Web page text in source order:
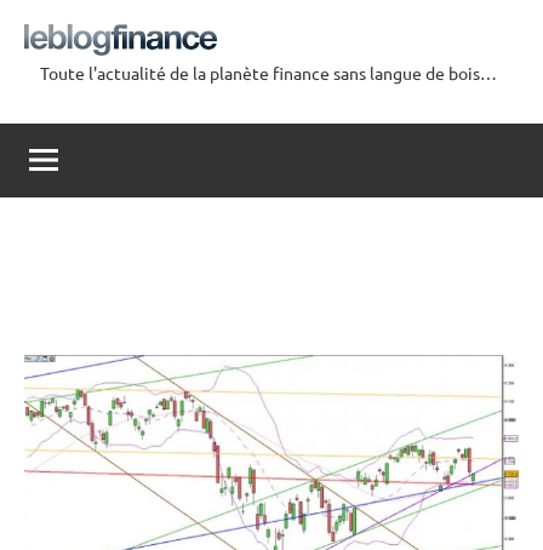
contenu
Blog
Finance
Toute l'actualité de la planète finance sans langue de bois…